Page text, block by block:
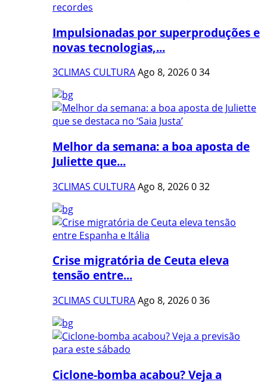
Impulsionadas por superproduções e
novas tecnologias,...
3CLIMAS CULTURAAgo 8, 2026034
Melhor da semana: a boa aposta de
Juliette que...
3CLIMAS CULTURAAgo 8, 2026032
Crise migratória de Ceuta eleva
tensão entre...
3CLIMAS CULTURAAgo 8, 2026036
Ciclone-bomba acabou? Veja a